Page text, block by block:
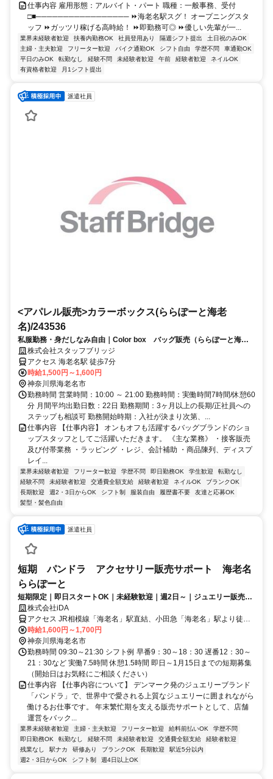
仕事内容 雇用形態：アルバイト・パート 職種：一般事務、受付
□■───────────────── ⏩海老名駅スグ！ オープニングスタ
ッフ ⏩ガッツリ稼げる高時給！ ⏩即勤務可◎ ⏩優しい先輩が一...
業界未経験者歓迎 扶養内勤務OK 社員登用あり 隔週シフト提出
土日祝のみOK
主婦・主夫歓迎
フリーター歓迎 バイク通勤OK シフト自由 学歴不問
車通勤OK
平日のみOK
転勤なし 経験不問 未経験者歓迎 午前 経験者歓迎
ネイルOK
有資格者歓迎
月1シフト提出
派遣社員
<アパレル販売>カラーボックス(ららぽーと海老
名)/243536
私服勤務・身だしなみ自由｜Color box バッグ販売（ららぽーと海老
名）前払い有・交通費全額支給
株式会社スタッフブリッジ
アクセス 海老名駅 徒歩7分
時給1,500円～1,600円
神奈川県海老名市
勤務時間 営業時間：10:00 ～ 21:00 勤務時間：実働時間7時間/休憩60
分 月間平均出勤日数：22日 勤務期間：3ヶ月以上の長期/正社員への
ステップも相談可 勤務開始時期：入社が決まり次第、...
仕事内容 【仕事内容】 オンもオフも活躍するバッグブランドのショ
ップスタッフとしてご活躍いただきます。 《主な業務》 ・接客販売
及び付帯業務 ・ラッピング ・レジ、会計補助 ・商品陳列、ディスプ
レイ...
業界未経験者歓迎 フリーター歓迎 学歴不問 即日勤務OK 学生歓迎
転勤なし
経験不問
未経験者歓迎 交通費全額支給 経験者歓迎 ネイルOK
ブランクOK
長期歓迎
週2・3日からOK シフト制 服装自由 履歴書不要
友達と応募OK
髪型・髪色自由
派遣社員
短期 パンドラ アクセサリー販売サポート 海老名
ららぽーと
短期限定｜即日スタートOK｜未経験歓迎｜週2日～｜ジュエリー販売サ
ポート業務◎
株式会社iDA
アクセス JR相模線「海老名」駅直結、小田急「海老名」駅より徒歩3
分
時給1,600円～1,700円
神奈川県海老名市
勤務時間 09:30～21:30 シフト例 早番9：30～18：30 遅番12：30～
21：30など 実働7.5時間 休憩1.5時間 即日～1月15日までの短期募集
（開始日はお気軽にご相談ください）
仕事内容 【仕事内容について】 デンマーク発のジュエリーブランド
「パンドラ」で、世界中で愛される上質なジュエリーに囲まれながら
働けるお仕事です。 年末繁忙期を支える販売サポートとして、店舗
運営をバック...
業界未経験者歓迎 主婦・主夫歓迎 フリーター歓迎 給料前払いOK
学歴不問
即日勤務OK
転勤なし 経験不問 未経験者歓迎 交通費全額支給
経験者歓迎
残業なし
駅ナカ 研修あり ブランクOK 長期歓迎
駅近5分以内
週2・3日からOK
シフト制 週4日以上OK